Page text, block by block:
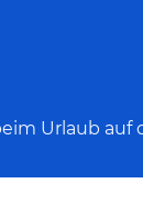
Urlaub auf